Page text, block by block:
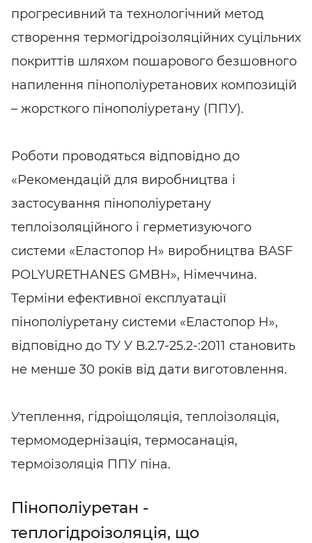
прогресивний та технологічний метод
створення термогідроізоляційних суцільних
покриттів шляхом пошарового безшовного
напилення пінополіуретанових композицій
– жорсткого пінополіуретану (ППУ).
Роботи проводяться відповідно до
«Рекомендацій для виробництва і
застосування пінополіуретану
теплоізоляційного і герметизуючого
системи «Еластопор Н» виробництва BASF
POLYURETHANES GMBH», Німеччина.
Терміни ефективної експлуатації
пінополіуретану системи «Еластопор Н»,
відповідно до ТУ У В.2.7-25.2-:2011 становить
не менше 30 років від дати виготовлення.
Утеплення, гідроіщоляція, теплоізоляція,
термомодернізація, термосанація,
термоізоляція ППУ піна.
Пінополіуретан -
теплогідроізоляція, що